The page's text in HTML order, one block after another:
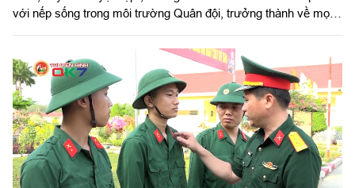
với nếp sống trong môi trường Quân đội, trưởng thành về mọi
khoát, lối sống kỷ luật và nhất là quyết tâm khắc phục khó
khăn, sôi nổi thi đua huấn luyện giỏi.